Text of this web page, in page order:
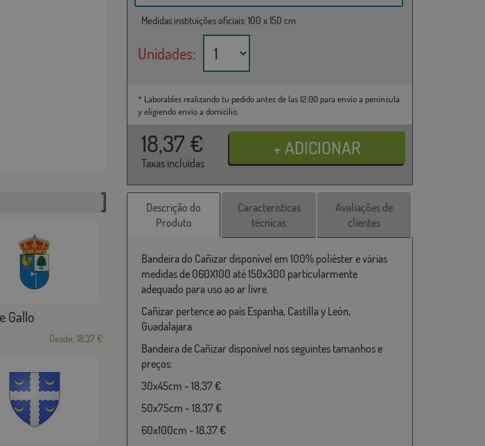
Medidas instituições oficiais: 100 x 150 cm
Unidades:
* Laborables realizando tu pedido antes de las 12:00 para envío a península
y eligiendo envío a domicilio.
18,37 €
Taxas incluídas
Gallo
Desde: 18,37 €
Descrição do
Produto
Características
técnicas
Avaliações de
clientes
Bandeira do Cañizar disponível em 100% poliéster e várias
medidas de 060X100 até 150x300 particularmente
adequado para uso ao ar livre.
Cañizar pertence ao país Espanha, Castilla y León,
Guadalajara
Bandeira de Cañizar disponível nos seguintes tamanhos e
preços:
30x45cm - 18,37 €
50x75cm - 18,37 €
60x100cm - 18,37 €